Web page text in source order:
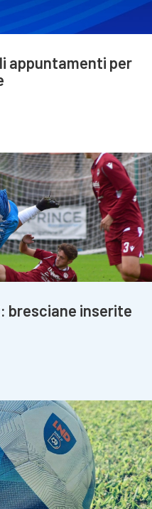
appuntamenti per
bresciane inserite